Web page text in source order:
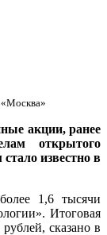
акции, ранее
открытого
известно в
1,6 тысячи
Итоговая
сказано в